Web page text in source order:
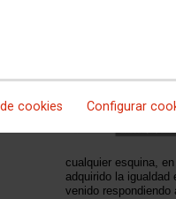
cookies Configurar
cualquier esquina,
adquirido la igualdad
venido